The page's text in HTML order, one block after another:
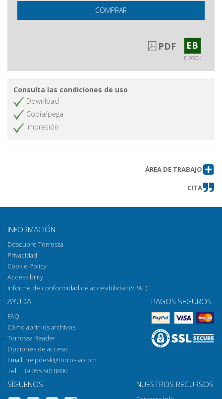
COMPRAR
PDF EB
E-BOOK
Consulta las condiciones de uso
Download
Copia/pega
Impresión
ÁREA DE TRABAJO
CITA
INFORMACIÓN
Descubre Torrossa
Privacidad
Cookie Policy
Accessibility
Informe de conformidad de accesibilidad (VPAT)
AYUDA
FAQ
Cómo abrir los archivos
Torrossa Reader
Opciones de acceso
Email: helpdesk@torrossa.com
Tel: +39 055 5018800
PAGOS SEGUROS
SÍGUENOS NUESTROS RECURSOS